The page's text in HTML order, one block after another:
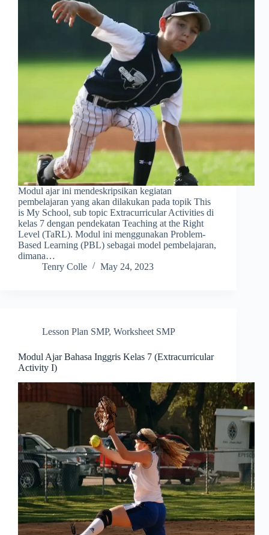
Modul ajar ini mendeskripsikan kegiatan
pembelajaran yang akan dilakukan pada topik This
is My School, sub topic Extracurricular Activities di
kelas 7 dengan pendekatan Teaching at the Right
Level (TaRL). Modul ini menggunakan Problem-
Based Learning (PBL) sebagai model pembelajaran,
dimana…
Tenry Colle
May 24, 2023
Lesson Plan SMP, Worksheet SMP
Modul Ajar Bahasa Inggris Kelas 7 (Extracurricular
Activity I)